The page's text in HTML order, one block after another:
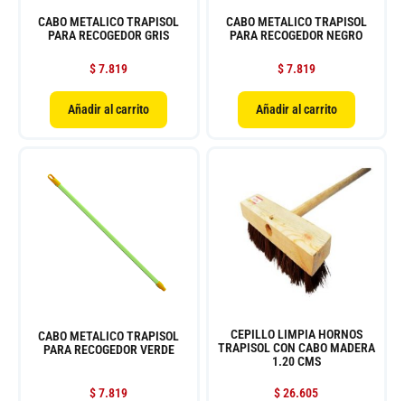
CABO METALICO TRAPISOL
PARA RECOGEDOR GRIS
$7.819
Añadir al carrito
CABO METALICO TRAPISOL
PARA RECOGEDOR NEGRO
$7.819
Añadir al carrito
CABO METALICO TRAPISOL
PARA RECOGEDOR VERDE
$7.819
CEPILLO LIMPIA HORNOS
TRAPISOL CON CABO MADERA
1.20 CMS
$26.605